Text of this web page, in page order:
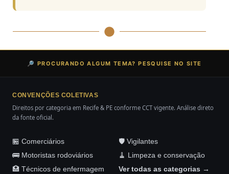
🔎 PROCURANDO ALGUM TEMA? PESQUISE NO SITE
CONVENÇÕES COLETIVAS
Direitos por categoria em Recife & PE conforme CCT vigente. Análise direto
da fonte oficial.
🏪 Comerciários
🛡️ Vigilantes
🚌 Motoristas rodoviários
🧹 Limpeza e conservação
🏥 Técnicos de enfermagem
Ver todas as categorias →